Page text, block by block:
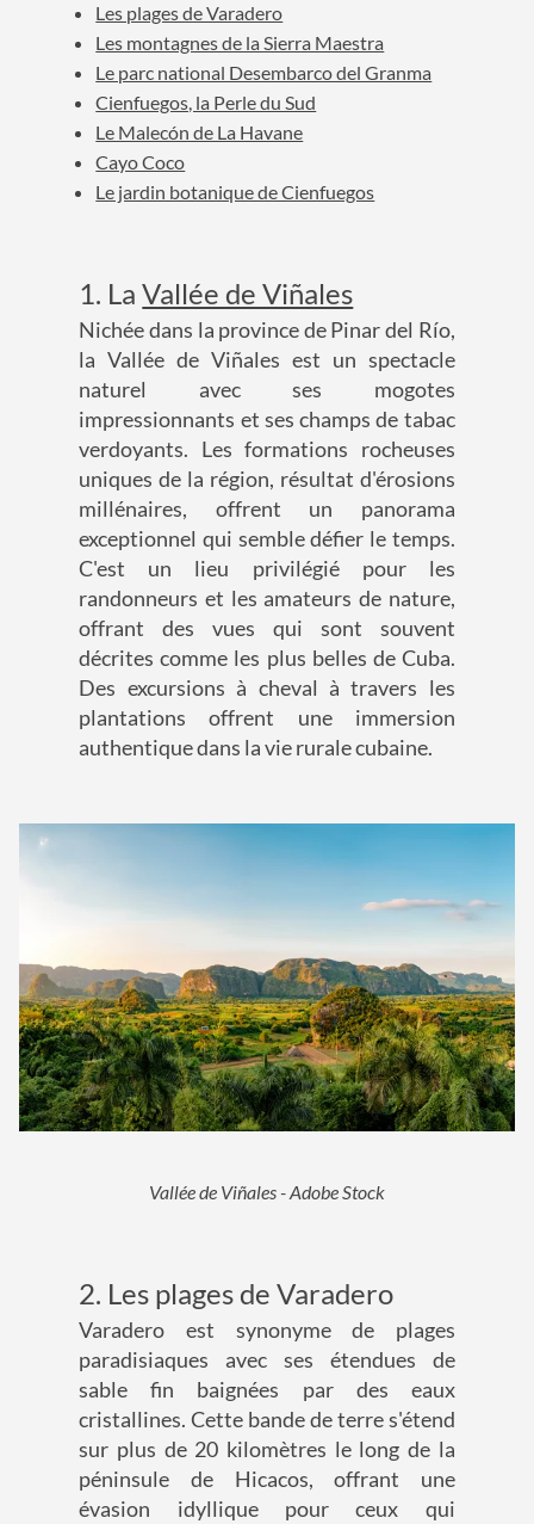
Les plages de Varadero
Les montagnes de la Sierra Maestra
Le parc national Desembarco del Granma
Cienfuegos, la Perle du Sud
Le Malecón de La Havane
Cayo Coco
Le jardin botanique de Cienfuegos
1. LaVallée de Viñales
Nichée dans la province de Pinar del Río,
la Vallée de Viñales est un spectacle
naturel avec ses mogotes
impressionnants et ses champs de tabac
verdoyants. Les formations rocheuses
uniques de la région, résultat d'érosions
millénaires, offrent un panorama
exceptionnel qui semble défier le temps.
C'est un lieu privilégié pour les
randonneurs et les amateurs de nature,
offrant des vues qui sont souvent
décrites comme les plus belles de Cuba.
Des excursions à cheval à travers les
plantations offrent une immersion
authentique dans la vie rurale cubaine.
Vallée de Viñales - Adobe Stock
2. Les plages de Varadero
Varadero est synonyme de plages
paradisiaques avec ses étendues de
sable fin baignées par des eaux
cristallines. Cette bande de terre s'étend
sur plus de 20 kilomètres le long de la
péninsule de Hicacos, offrant une
évasion idyllique pour ceux qui